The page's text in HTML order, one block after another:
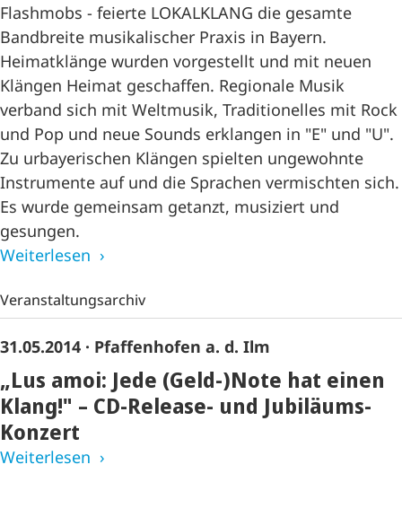
Flashmobs - feierte LOKALKLANG die gesamte
Bandbreite musikalischer Praxis in Bayern.
Heimatklänge wurden vorgestellt und mit neuen
Klängen Heimat geschaffen. Regionale Musik
verband sich mit Weltmusik, Traditionelles mit Rock
und Pop und neue Sounds erklangen in "E" und "U".
Zu urbayerischen Klängen spielten ungewohnte
Instrumente auf und die Sprachen vermischten sich.
Es wurde gemeinsam getanzt, musiziert und
gesungen.
Weiterlesen
Veranstaltungsarchiv
31.05.2014 · Pfaffenhofen a. d. Ilm
„Lus amoi: Jede (Geld-)Note hat einen
Klang!" – CD-Release- und Jubiläums-
Konzert
Weiterlesen